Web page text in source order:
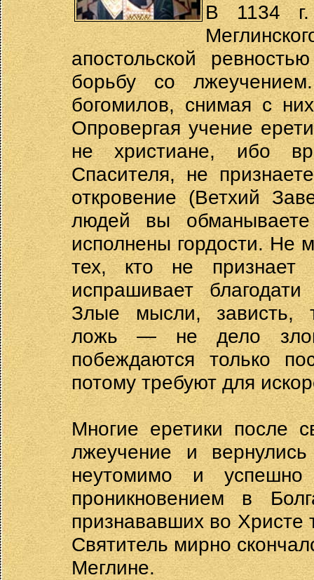
В 1134 г.
апостольской
борьбу со
богомилов, снимая с
Опровергая учение
не христиане, ибо
Спасителя, не
откровение (Ветхий
людей вы
исполнены гордости. Не
тех, кто не
испрашивает
Злые мысли, зависть,
ложь — не дело
побеждаются только
потому требуют для
Многие еретики после
лжеучение и
неутомимо и
проникновением в
признававших во Христе
Святитель мирно
Меглине.